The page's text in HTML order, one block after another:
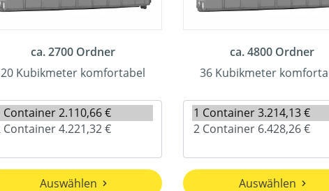
ca. 2700 Ordner
20 Kubikmeter komfortabel
Auswählen
ca. 4800 Ordner
36 Kubikmeter
Auswählen